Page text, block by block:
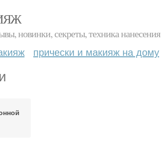
новинки, секреты, техника нанесения
прически и макияж на дому